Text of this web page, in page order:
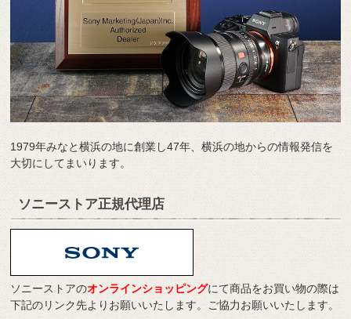
1979年みなと横浜の地に創業し47年、横浜の地からの情報発信を
大切にしてまいります。
ソニーストア正規代理店
ソニーストアのオンラインショッピングにて商品をお買い物の際は
下記のリンク先よりお願いいたします。ご協力お願いいたします。